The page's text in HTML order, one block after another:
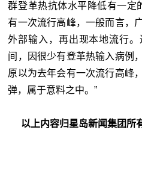
群登革热抗体水平降低有一定
有一次流行高峰，一般而言，
外部输入，再出现本地流行
间，因很少有登革热输入病例
原以为去年会有一次流行高峰
弹，属于意料之中。”
以上内容归星岛新闻集团所